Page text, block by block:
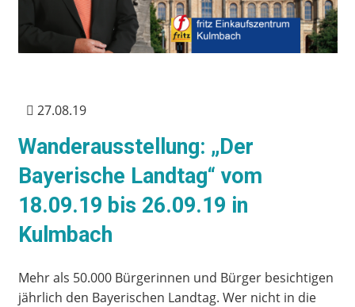
27.08.19
Wanderausstellung: „Der
Bayerische Landtag“ vom
18.09.19 bis 26.09.19 in
Kulmbach
Mehr als 50.000 Bürgerinnen und Bürger besichtigen
jährlich den Bayerischen Landtag. Wer nicht in die